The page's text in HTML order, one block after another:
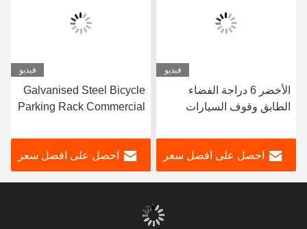
فيديو
الأخضر 6 دراجة الفضاء
الطابق وقوف السيارات
الطلب
احصل على افضل سعر
فيديو
Galvanised Steel Bicycle
Parking Rack Commercial
احصل على افضل سعر